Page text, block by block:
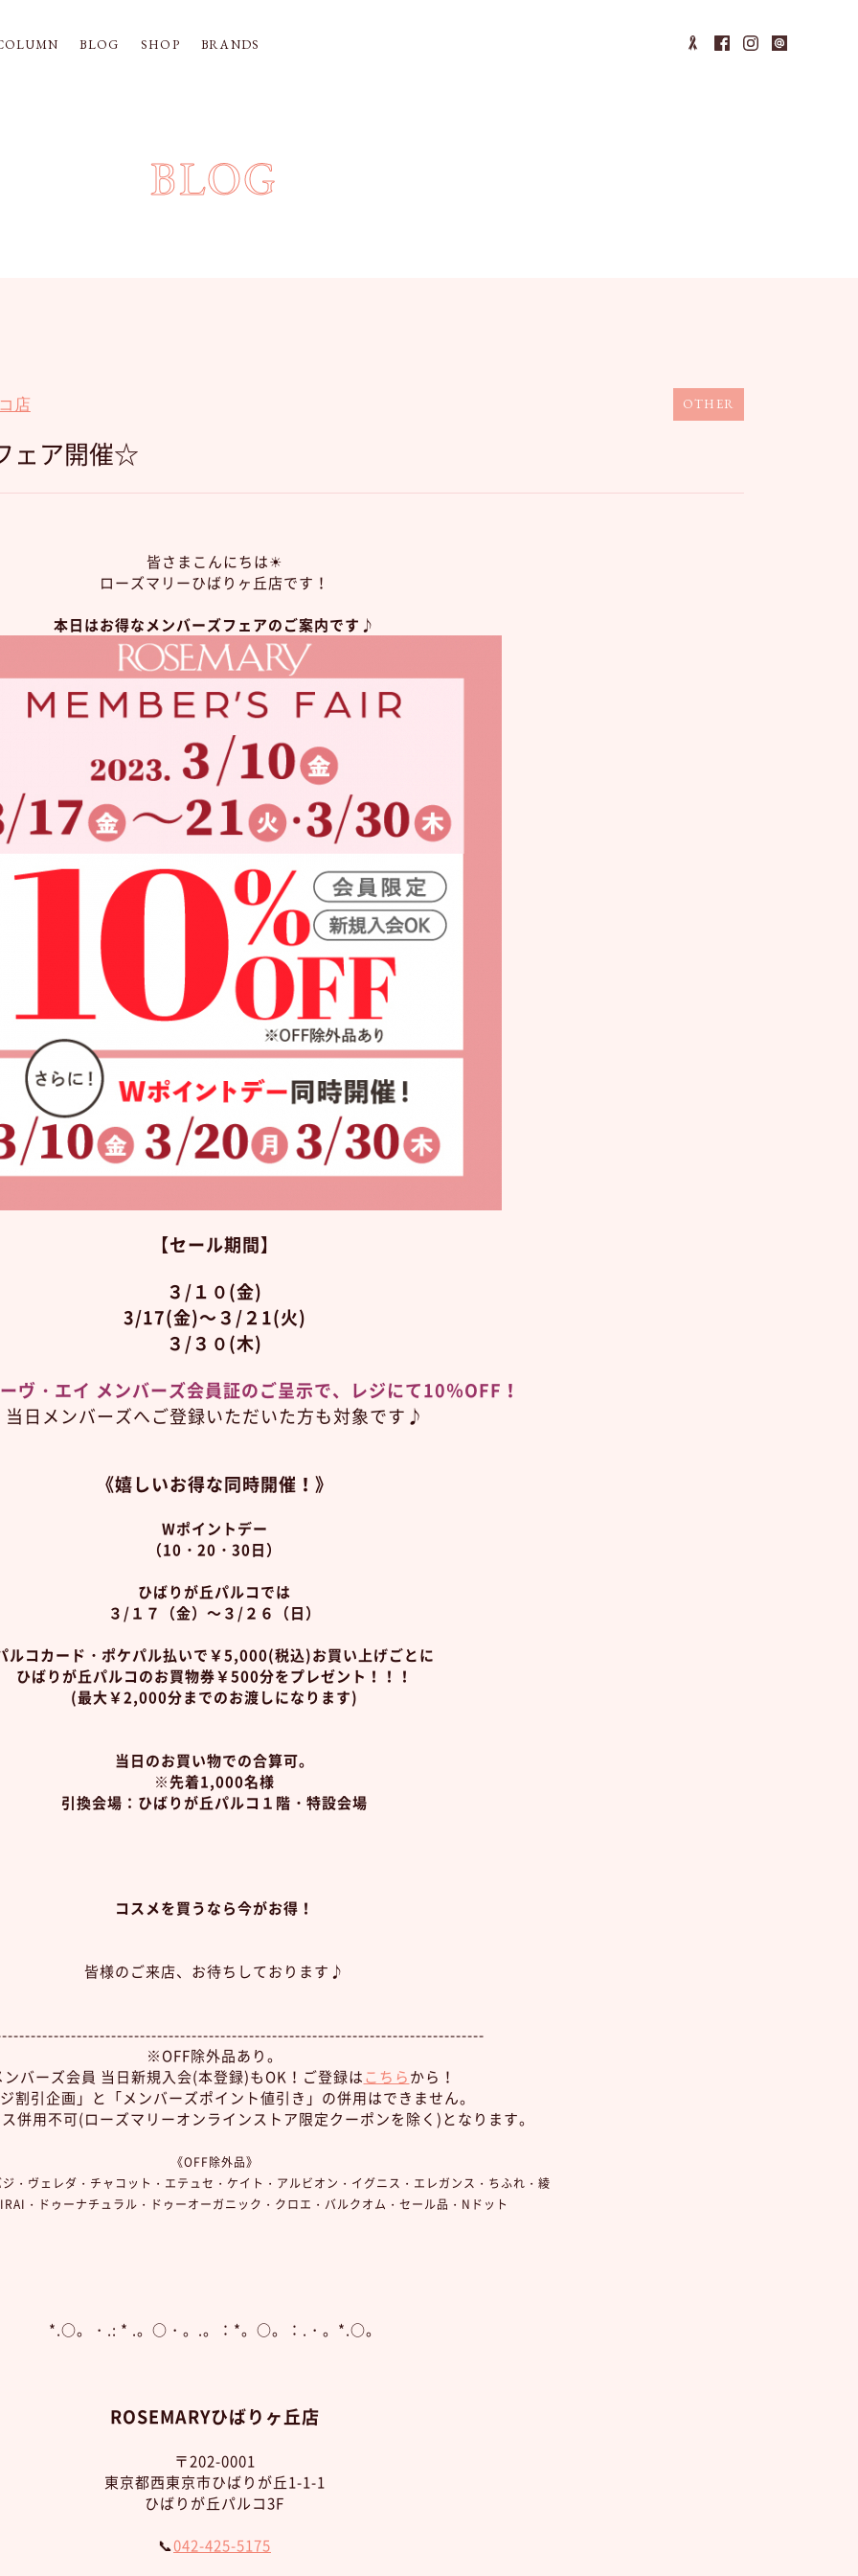
BLOG SHOP BRANDS
BLOG
店 OTHER
ェア開催☆
皆さまこんにちは☀︎
ローズマリーひばりヶ丘店です！
本日はお得なメンバーズフェアのご案内です♪
【セール期間】
３/１０(金)
3/17(金)～３/２1(火)
３/３０(木)
ヴ・エイ メンバーズ会員証のご呈示で、レジにて10％OFF！
当日メンバーズへご登録いただいた方も対象です♪
《嬉しいお得な同時開催！》
Wポイントデー
（10・20・30日）
ひばりが丘パルコでは
３/１７（金）～３/２６（日）
ルコカード・ポケパル払いで￥5,000(税込)お買い上げごとに
ひばりが丘パルコのお買物券￥500分をプレゼント！！！
(最大￥2,000分までのお渡しになります)
当日のお買い物での合算可。
※先着1,000名様
引換会場：ひばりが丘パルコ１階・特設会場
コスメを買うなら今がお得！
皆様のご来店、お待ちしております♪
※OFF除外品あり。
バーズ会員 当日新規入会(本登録)もOK！ご登録はこちらから！
割引企画」と「メンバーズポイント値引き」の併用はできません。
併用不可(ローズマリーオンラインストア限定クーポンを除く)となります。
《OFF除外品》
ジ・ヴェレダ・チャコット・エテュセ・ケイト・アルビオン・イグニス・エレガンス・ちふれ・綾
・ドゥーナチュラル・ドゥーオーガニック・クロエ・バルクオム・セール品・Nドット
*.○。・.: * .。○・。.。：*。○。：.・。*.○。
ROSEMARYひばりヶ丘店
〒202-0001
東京都西東京市ひばりが丘1-1-1
ひばりが丘パルコ3F
📞042-425-5175